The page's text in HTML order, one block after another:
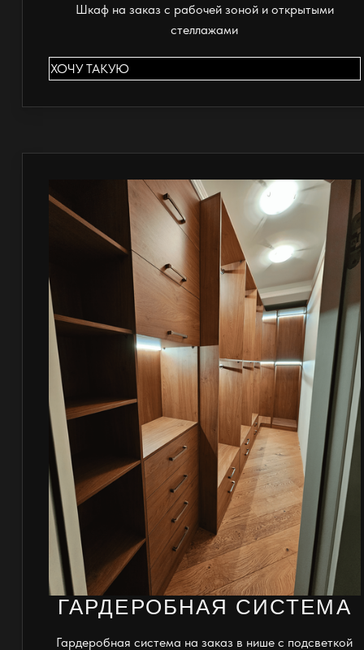
Шкаф на заказ с рабочей зоной и открытыми
стеллажами
ХОЧУ ТАКУЮ
ГАРДЕРОБНАЯ СИСТЕМА
Гардеробная система на заказ в нише с подсветкой